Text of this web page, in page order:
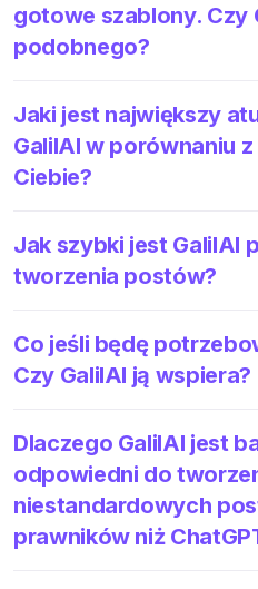
gotowe szablony. Czy
podobnego?
Jaki jest największy
GalilAI w porównaniu z
Ciebie?
Jak szybki jest GalilAI
tworzenia postów?
Co jeśli będę
Czy GalilAI ją wspiera?
Dlaczego GalilAI jest
odpowiedni do
niestandardowych
prawników niż